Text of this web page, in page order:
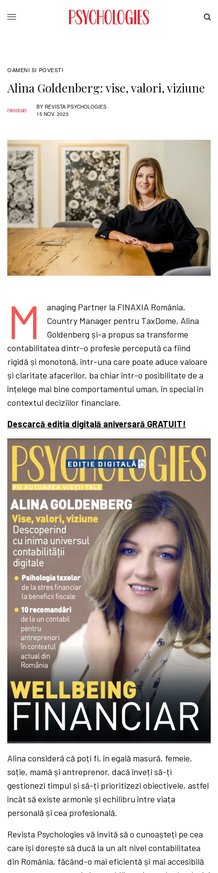
OAMENI SI POVESTI
Alina Goldenberg: vise, valori, viziune
BY REVISTA PSYCHOLOGIES
15 NOV. 2023
M
anaging Partner la FINAXIA România,
Country Manager pentru TaxDome, Alina
Goldenberg și-a propus sa transforme
contabilitatea dintr-o profesie percepută ca fiind
rigidă și monotonă, într-una care poate aduce valoare
și claritate afacerilor, ba chiar într-o posibilitate de a
înțelege mai bine comportamentul uman, în special în
contextul deciziilor financiare.
Descarcă ediția digitală aniversară GRATUIT!
Alina consideră că poți fi, în egală masură, femeie,
soție, mamă și antreprenor, dacă înveți să-ți
gestionezi timpul și să-ți prioritizezi obiectivele, astfel
încât să existe armonie și echilibru între viața
personală și cea profesională.
Revista Psychologies vă invită să o cunoașteți pe cea
care își dorește să ducă la un alt nivel contabilitatea
din România, făcând-o mai eficientă și mai accesibilă